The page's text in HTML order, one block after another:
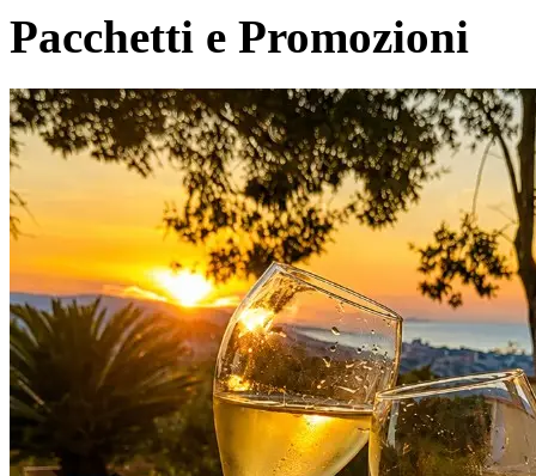
Pacchetti e Promozioni